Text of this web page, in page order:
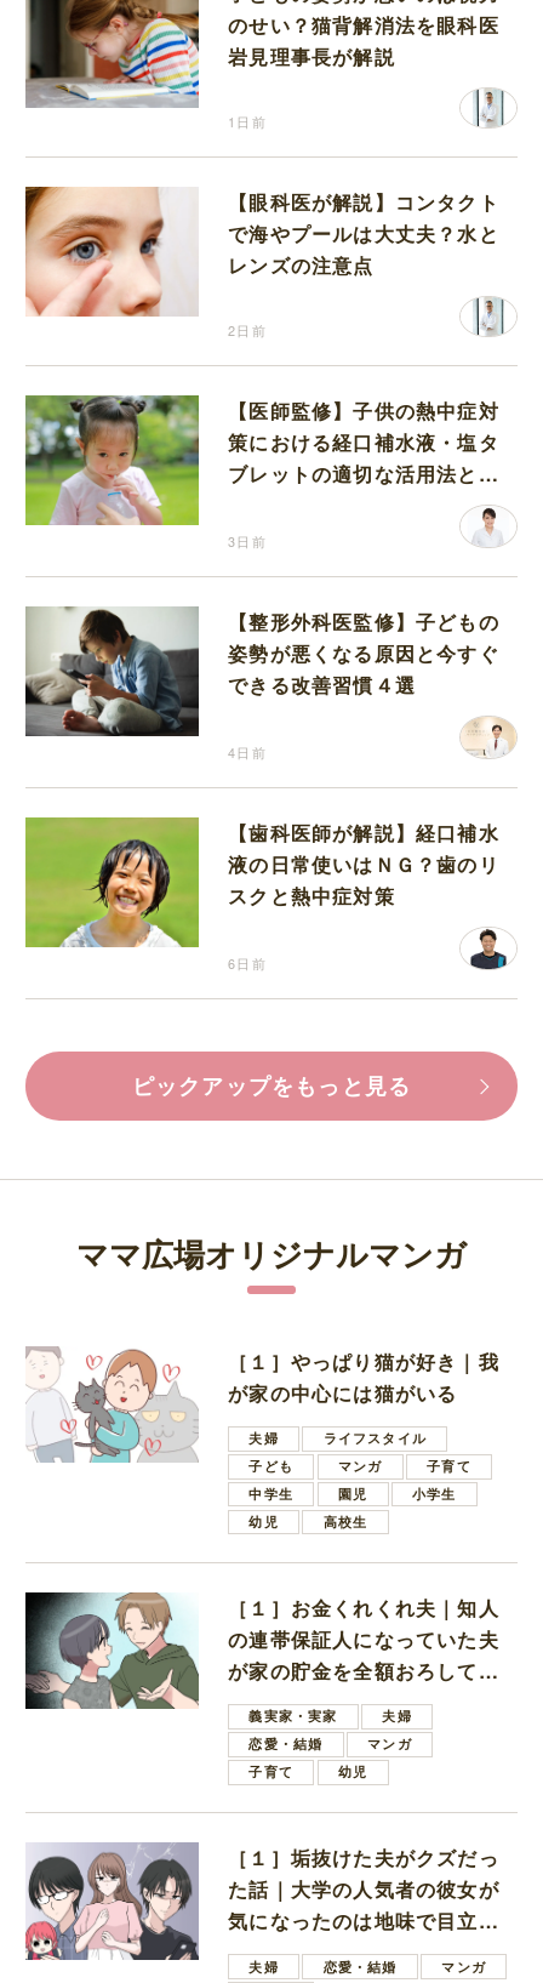
のせい？猫背解消法を眼科医
岩見理事長が解説
1日前
【眼科医が解説】コンタクト
で海やプールは大丈夫？水と
レンズの注意点
2日前
【医師監修】子供の熱中症対
策における経口補水液・塩タ
ブレットの適切な活用法と水
3日前
【整形外科医監修】子どもの
姿勢が悪くなる原因と今すぐ
できる改善習慣４選
4日前
【歯科医師が解説】経口補水
液の日常使いはＮＧ？歯のリ
スクと熱中症対策
6日前
ピックアップをもっと見る
ママ広場オリジナルマンガ
［１］やっぱり猫が好き｜我
が家の中心には猫がいる
夫婦
ライフスタイル
子ども
マンガ
子育て
中学生
園児
小学生
幼児
高校生
［１］お金くれくれ夫｜知人
の連帯保証人になっていた夫
が家の貯金を全額おろしてほ
しいと言ってきた
義実家・実家
夫婦
恋愛・結婚
マンガ
子育て
幼児
［１］垢抜けた夫がクズだっ
た話｜大学の人気者の彼女が
気になったのは地味で目立た
ない男子学生
夫婦 恋愛・結婚
マンガ